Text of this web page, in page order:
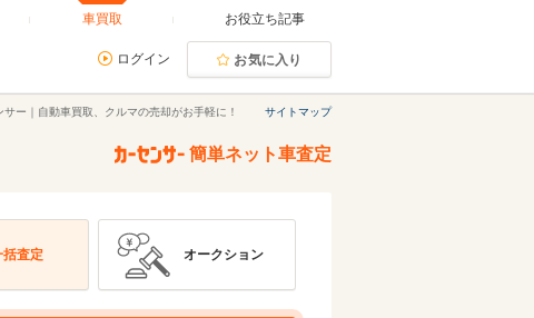
車買取 お役立ち記事
ログイン お気に入り
サイトマップ
ー｜自動車買取、クルマの売却がお手軽に！
簡単ネット車査定
括査定 オークション